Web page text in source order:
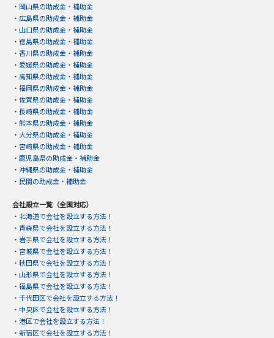
・ 岡山県の助成金・補助金
・ 広島県の助成金・補助金
・ 山口県の助成金・補助金
・ 徳島県の助成金・補助金
・ 香川県の助成金・補助金
・ 愛媛県の助成金・補助金
・ 高知県の助成金・補助金
・ 福岡県の助成金・補助金
・ 佐賀県の助成金・補助金
・ 長崎県の助成金・補助金
・ 熊本県の助成金・補助金
・ 大分県の助成金・補助金
・ 宮崎県の助成金・補助金
・ 鹿児島県の助成金・補助金
・ 沖縄県の助成金・補助金
・ 民間の助成金・補助金
会社設立一覧（全国対応）
・ 北海道で会社を設立する方法！
・ 青森県で会社を設立する方法！
・ 岩手県で会社を設立する方法！
・ 宮城県で会社を設立する方法！
・ 秋田県で会社を設立する方法！
・ 山形県で会社を設立する方法！
・ 福島県で会社を設立する方法！
・ 千代田区で会社を設立する方法！
・ 中央区で会社を設立する方法！
・ 港区で会社を設立する方法！
・ 新宿区で会社を設立する方法！